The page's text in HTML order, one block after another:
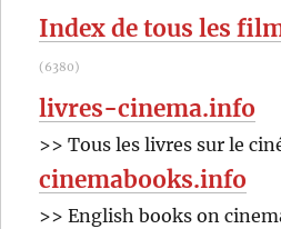
Index de tous les
(6380)
livres-cinema.info
>> Tous les livres sur le
cinemabooks.info
>> English books on